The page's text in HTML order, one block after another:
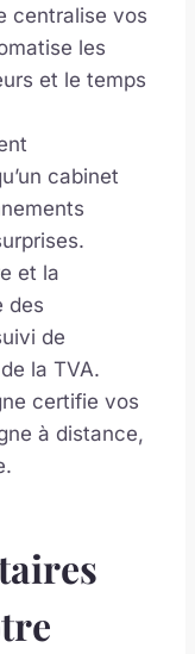
centralise vos
les
et le temps
cabinet
et la
des
de
la TVA.
certifie vos
à distance,